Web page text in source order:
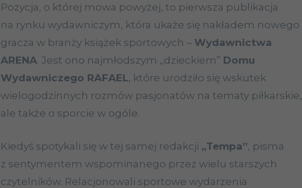
Pozycja, o której mowa powyżej, to pierwsza publikacja
na rynku wydawniczym, która ukaże się nakładem nowego
gracza w branży książek sportowych – Wydawnictwa
ARENA. Jest ono najmłodszym „dzieckiem” Domu
Wydawniczego RAFAEL, które urodziło się wskutek
wielogodzinnych rozmów pasjonatów na tematy piłkarskie,
ale także o sporcie w ogóle.
Kiedyś spotykali się w tej samej redakcji „Tempa”, pisma
z sentymentem wspominanego przez wielu starszych
czytelników. Relacjonowali sportowe wydarzenia